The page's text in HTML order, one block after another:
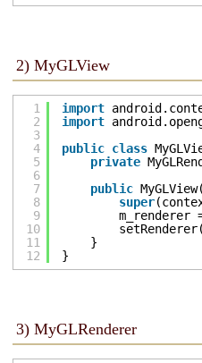
2) MyGLView
1
2
3
4
5
6
7
8
9
10
11
12
import
import
public class
private
public
super
m_renderer
}
}
3) MyGLRenderer